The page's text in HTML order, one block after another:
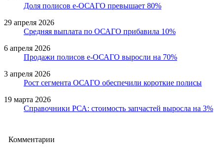
Доля полисов е-ОСАГО превышает 80%
29 апреля 2026
Средняя выплата по ОСАГО прибавила 10%
6 апреля 2026
Продажи полисов е-ОСАГО выросли на 70%
3 апреля 2026
Рост сегмента ОСАГО обеспечили короткие полисы
19 марта 2026
Справочники РСА: стоимость запчастей выросла на 3%
Комментарии